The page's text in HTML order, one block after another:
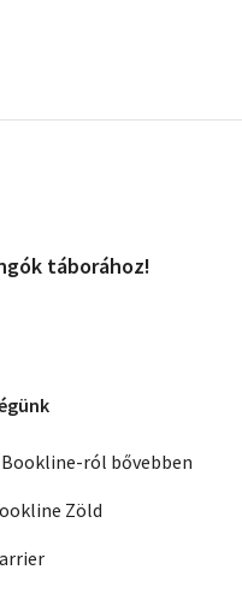
táborához!
Bookline-ról bővebben
Zöld